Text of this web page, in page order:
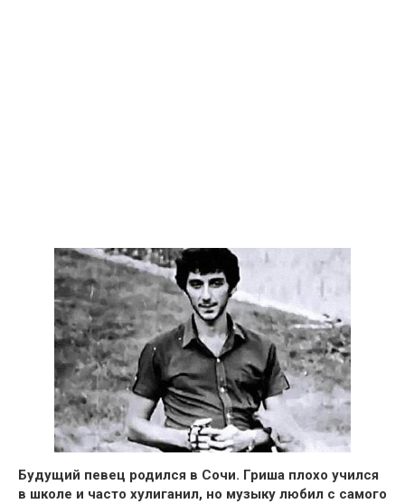
Будущий певец родился в Сочи. Гриша плохо учился
в школе и часто хулиганил, но музыку любил с самого